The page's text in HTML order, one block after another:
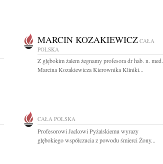
MARCIN KOZAKIEWICZ CAŁA
POLSKA
Z głębokim żalem żegnamy profesora dr hab. n. med.
Marcina Kozakiewicza Kierownika Kliniki...
CAŁA POLSKA
Profesorowi Jackowi Pyżalskiemu wyrazy
głębokiego współczucia z powodu śmierci Żony...